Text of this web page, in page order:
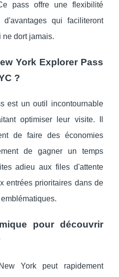
pass offre une flexibilité
qui faciliteront
dort jamais.
York Explorer Pass
?
est un outil incontournable
optimiser leur visite. Il
de faire des économies
de gagner un temps
adieu aux files d'attente
entrées prioritaires dans de
pour découvrir
York peut rapidement